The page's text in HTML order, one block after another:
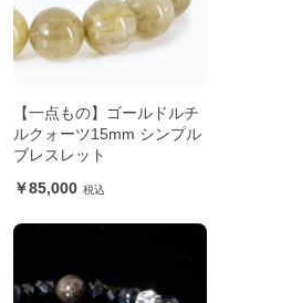
【一点もの】ゴールドルチ
ルクォーツ15mm シンプル
ブレスレット
85,000